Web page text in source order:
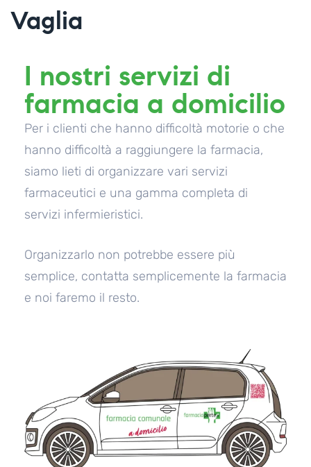
Vaglia
I nostri servizi di
farmacia a domicilio
Per i clienti che hanno difficoltà motorie o che
hanno difficoltà a raggiungere la farmacia,
siamo lieti di organizzare vari servizi
farmaceutici e una gamma completa di
servizi infermieristici.
Organizzarlo non potrebbe essere più
semplice, contatta semplicemente la farmacia
e noi faremo il resto.